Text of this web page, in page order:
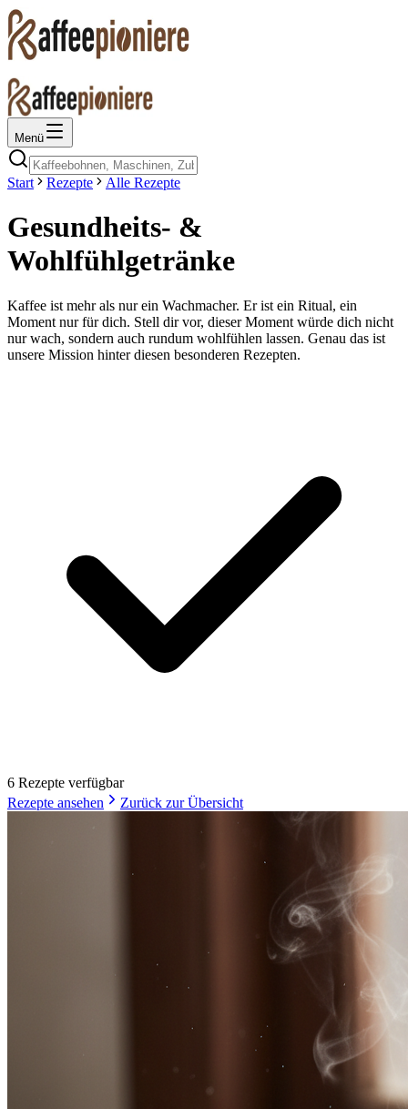
Menü
Start Rezepte Alle Rezepte
Gesundheits- &
Wohlfühlgetränke
Kaffee ist mehr als nur ein Wachmacher. Er ist ein Ritual, ein
Moment nur für dich. Stell dir vor, dieser Moment würde dich nicht
nur wach, sondern auch rundum wohlfühlen lassen. Genau das ist
unsere Mission hinter diesen besonderen Rezepten.
6 Rezepte verfügbar
Rezepte ansehen
Zurück zur Übersicht